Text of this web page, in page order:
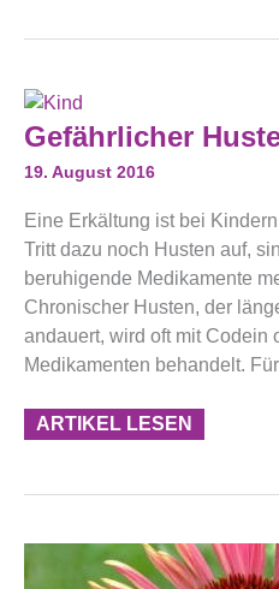
Gefährlicher
19. August 2016
Eine Erkältung ist bei
Tritt dazu noch Husten auf,
beruhigende Medikamente
Chronischer Husten, der
andauert, wird oft mit Codein
Medikamenten behandelt.
Gefährlicher
Hustensaft
ARTIKEL LESEN